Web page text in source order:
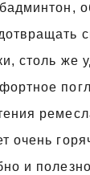
столь же
очень
и